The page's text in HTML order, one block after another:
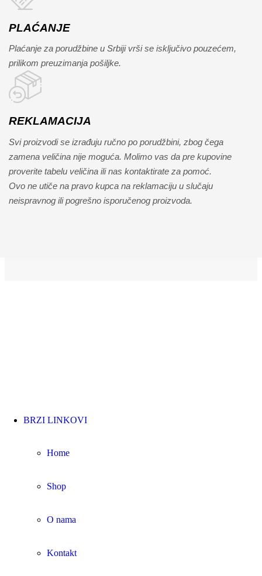
PLAĆANJE
Plaćanje za porudžbine u Srbiji vrši se isključivo pouzećem,
prilikom preuzimanja pošiljke.
REKLAMACIJA
Svi proizvodi se izrađuju ručno po porudžbini, zbog čega
zamena veličina nije moguća. Molimo vas da pre kupovine
proverite tabelu veličina ili nas kontaktirate za pomoć.
Ovo ne utiče na pravo kupca na reklamaciju u slučaju
neispravnog ili pogrešno isporučenog proizvoda.
BRZI LINKOVI
Home
Shop
O nama
Kontakt